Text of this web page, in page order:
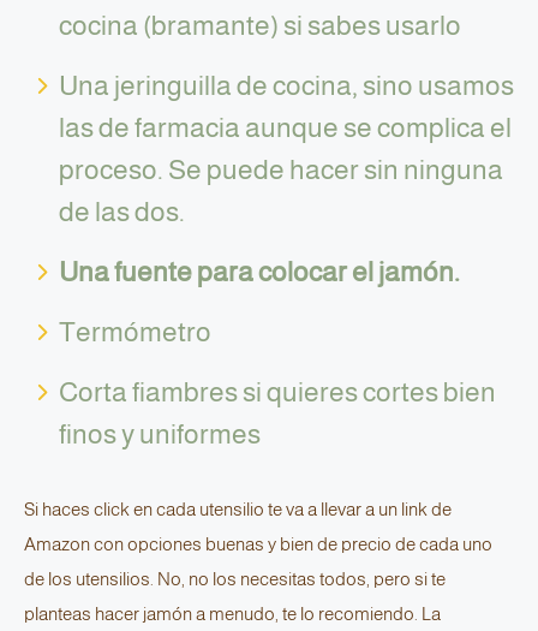
cocina (bramante) si sabes usarlo
Una jeringuilla de cocina, sino usamos
las de farmacia aunque se complica el
proceso. Se puede hacer sin ninguna
de las dos.
Una fuente para colocar el jamón.
Termómetro
Corta fiambres si quieres cortes bien
finos y uniformes
Si haces click en cada utensilio te va a llevar a un link de
Amazon con opciones buenas y bien de precio de cada uno
de los utensilios. No, no los necesitas todos, pero si te
planteas hacer jamón a menudo, te lo recomiendo. La